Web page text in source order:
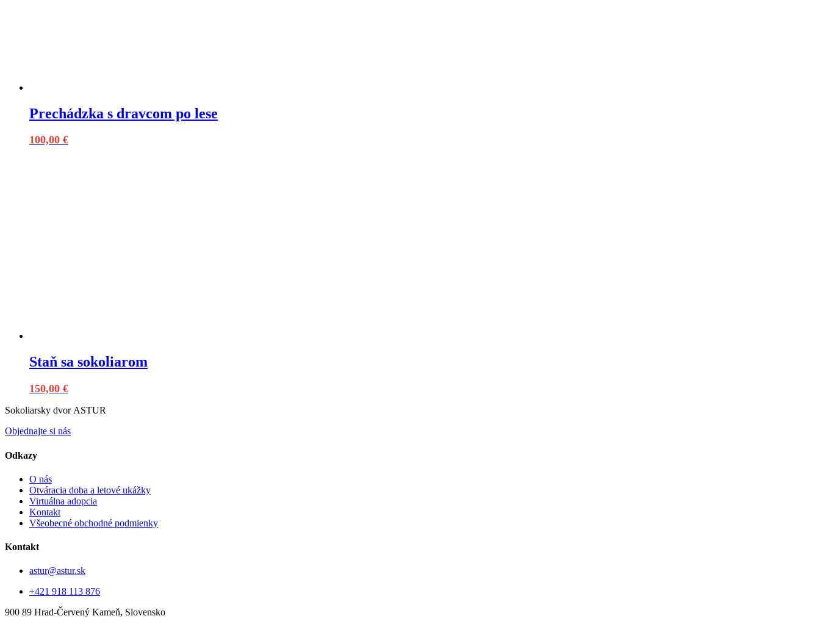
Prechádzka s dravcom po lese
100,00 €
Staň sa sokoliarom
150,00 €
Sokoliarsky dvor ASTUR
Objednajte si nás
Odkazy
O nás
Otváracia doba a letové ukážky
Virtuálna adopcia
Kontakt
Všeobecné obchodné podmienky
Kontakt
astur@astur.sk
+421 918 113 876
900 89 Hrad-Červený Kameň, Slovensko